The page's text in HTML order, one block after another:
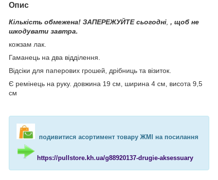
Опис
Кількість обмежена! ЗАПЕРЕЖУЙТЕ сьогодні , щоб не
шкодувати завтра.
кожзам лак.
Гаманець на два відділення.
Відсіки для паперових грошей, дрібниць та візиток.
Є ремінець на руку. довжина 19 см, ширина 4 см, висота 9,5
см
подивитися асортимент товару ЖМІ на посилання
https://pullstore.kh.ua/g88920137-drugie-aksessuary